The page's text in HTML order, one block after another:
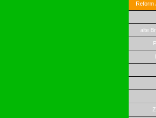
Reform
alte